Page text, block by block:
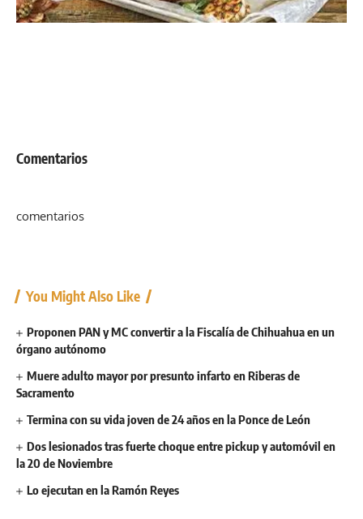
Comentarios
comentarios
You Might Also Like
Proponen PAN y MC convertir a la Fiscalía de Chihuahua en un
órgano autónomo
Muere adulto mayor por presunto infarto en Riberas de
Sacramento
Termina con su vida joven de 24 años en la Ponce de León
Dos lesionados tras fuerte choque entre pickup y automóvil en
la 20 de Noviembre
Lo ejecutan en la Ramón Reyes